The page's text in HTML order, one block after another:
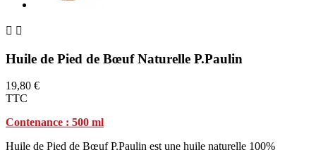
 
Huile de Pied de Bœuf Naturelle P.Paulin
19,80 €
TTC
Contenance : 500 ml
Huile de Pied de Bœuf P.Paulin est une huile naturelle 100%